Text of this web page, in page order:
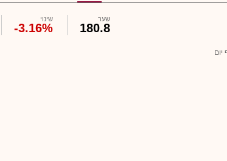
יום
שער
180.8
שינוי
-3.16%